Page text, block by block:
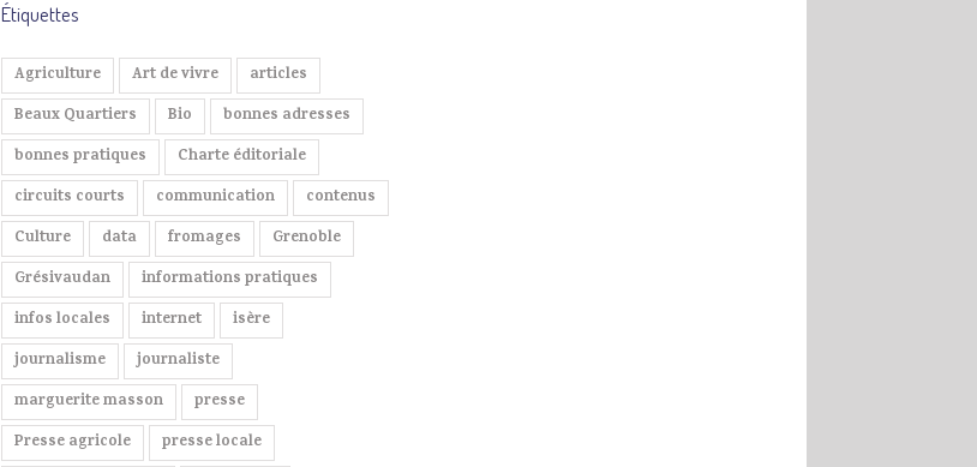
Étiquettes
Agriculture Art de vivre
articles
Beaux Quartiers
Bio
bonnes adresses
bonnes pratiques
Charte éditoriale
circuits courts
communication
contenus
Culture
data fromages
Grenoble
Grésivaudan
informations pratiques
infos locales
internet
isère
journalisme
journaliste
marguerite masson
presse
Presse agricole
presse locale